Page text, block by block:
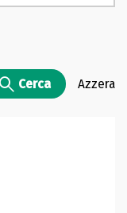
Cerca Azzera